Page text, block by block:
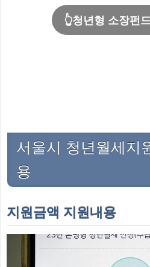
👆청년형 소장펀
서울시 청년월세지
용
지원금액 지원내용